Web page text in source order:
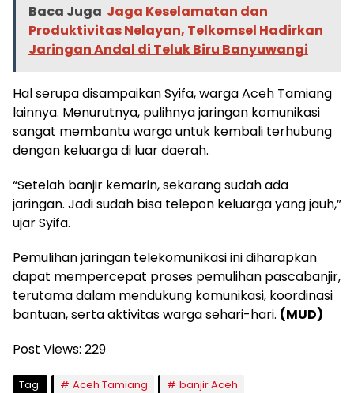
Baca Juga Jaga Keselamatan dan
Produktivitas Nelayan, Telkomsel Hadirkan
Jaringan Andal di Teluk Biru Banyuwangi
Hal serupa disampaikan Syifa, warga Aceh Tamiang
lainnya. Menurutnya, pulihnya jaringan komunikasi
sangat membantu warga untuk kembali terhubung
dengan keluarga di luar daerah.
“Setelah banjir kemarin, sekarang sudah ada
jaringan. Jadi sudah bisa telepon keluarga yang jauh,”
ujar Syifa.
Pemulihan jaringan telekomunikasi ini diharapkan
dapat mempercepat proses pemulihan pascabanjir,
terutama dalam mendukung komunikasi, koordinasi
bantuan, serta aktivitas warga sehari-hari. (MUD)
Post Views: 229
Tag: Aceh Tamiang
banjir Aceh